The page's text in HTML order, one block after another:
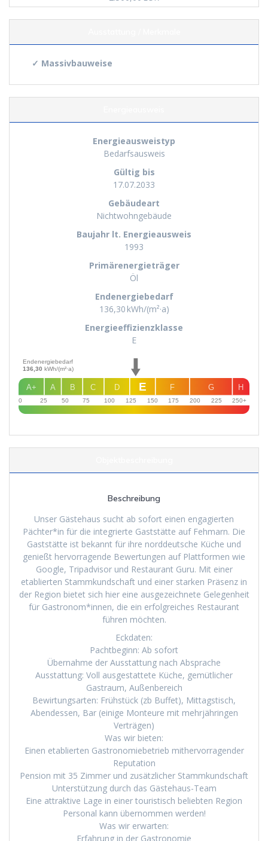
✓ Massivbauweise
Energieausweistyp
Bedarfs­ausweis
Gültig bis
17.07.2033
Gebäudeart
Nichtwohngebäude
Baujahr lt. Energieausweis
1993
Primärenergieträger
Öl
Endenergie­bedarf
136,30 kWh/(m²·a)
Energie­effizienz­klasse
E
0 25 50 75 100 125 150 175 200 225 250+
H
G
F
D
C
B
A
A+ E
Endenergiebedarf
136,30 kWh/(m²·a)
Beschreibung
Unser Gästehaus sucht ab sofort einen engagierten
Pächter*in für die integrierte Gaststätte auf Fehmarn. Die
Gaststätte ist bekannt für ihre norddeutsche Küche und
genießt hervorragende Bewertungen auf Plattformen wie
Google, Tripadvisor und Restaurant Guru. Mit einer
etablierten Stammkundschaft und einer starken Präsenz in
der Region bietet sich hier eine ausgezeichnete Gelegenheit
für Gastronom*innen, die ein erfolgreiches Restaurant
führen möchten.
Eckdaten:
Pachtbeginn: Ab sofort
Übernahme der Ausstattung nach Absprache
Ausstattung: Voll ausgestattete Küche, gemütlicher
Gastraum, Außenbereich
Bewirtungsarten: Frühstück (zb Buffet), Mittagstisch,
Abendessen, Bar (einige Monteure mit mehrjähringen
Verträgen)
Was wir bieten:
Einen etablierten Gastronomiebetrieb mithervorragender
Reputation
Pension mit 35 Zimmer und zusätzlicher Stammkundschaft
Unterstützung durch das Gästehaus-Team
Eine attraktive Lage in einer touristisch beliebten Region
Personal kann übernommen werden!
Was wir erwarten:
Erfahrung in der Gastronomie